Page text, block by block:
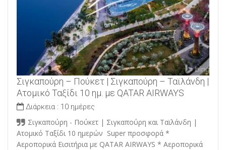
Σιγκαπούρη – Πούκετ | Σιγκαπούρη – Ταϊλάνδη |
Ατομικό Ταξίδι 10 ημ. με QATAR AIRWAYS
Διάρκεια : 10 ημέρες
Σιγκαπούρη - Πούκετ | Σιγκαπούρη και Ταϊλάνδη |
Ατομικό Ταξίδι 10 ημερών Super προσφορά *
Αεροπορικά Εισιτήρια με QATAR AIRWAYS * Αεροπορικά